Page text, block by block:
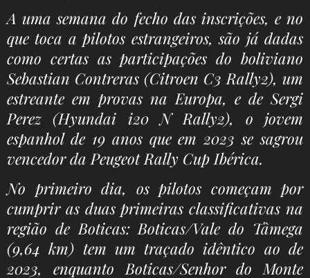
A uma semana do fecho das inscrições, e no
que toca a pilotos estrangeiros, são já dadas
como certas as participações do boliviano
Sebastian Contreras (Citroen C3 Rally2), um
estreante em provas na Europa, e de Sergi
Perez (Hyundai i20 N Rally2), o jovem
espanhol de 19 anos que em 2023 se sagrou
vencedor da Peugeot Rally Cup Ibérica.
No primeiro dia, os pilotos começam por
cumprir as duas primeiras classificativas na
região de Boticas: Boticas/Vale do Tâmega
(9,64 km) tem um traçado idêntico ao de
2023, enquanto Boticas/Senhor do Monte